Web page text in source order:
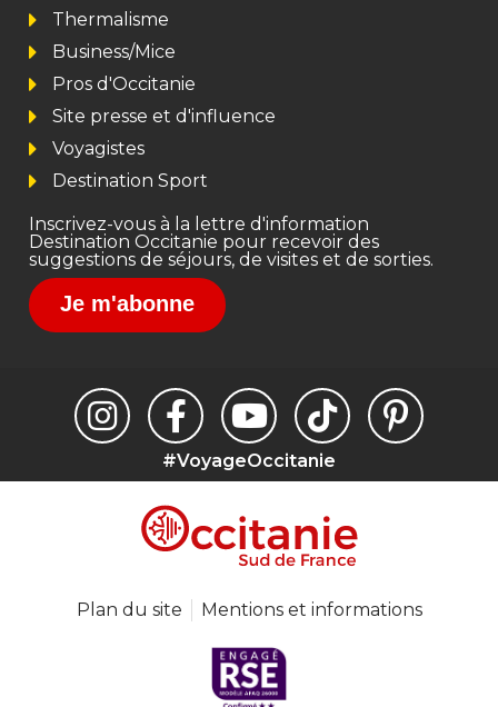
Thermalisme
Business/Mice
Pros d'Occitanie
Site presse et d'influence
Voyagistes
Destination Sport
Inscrivez-vous à la lettre d'information
Destination Occitanie pour recevoir des
suggestions de séjours, de visites et de sorties.
Je m'abonne
#VoyageOccitanie
Plan du site Mentions et informations